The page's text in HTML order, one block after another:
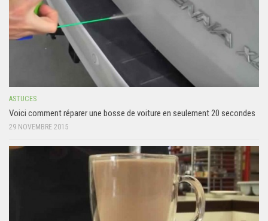
ASTUCES
Voici comment réparer une bosse de voiture en seulement 20 secondes
29 NOVEMBRE 2015